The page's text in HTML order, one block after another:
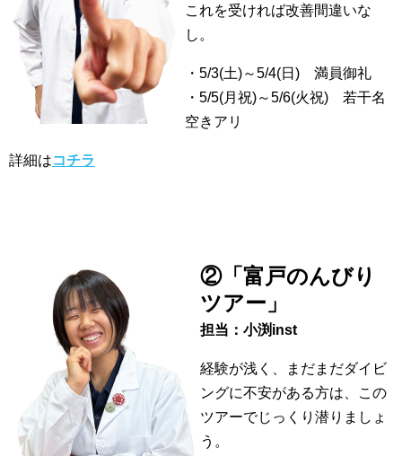
これを受ければ改善間違いな
し。
・5/3(土)～5/4(日) 満員御礼
・5/5(月祝)～5/6(火祝) 若干名
空きアリ
詳細はコチラ
②「富戸のんびり
ツアー」
担当：小渕inst
経験が浅く、まだまだダイビ
ングに不安がある方は、この
ツアーでじっくり潜りましょ
う。